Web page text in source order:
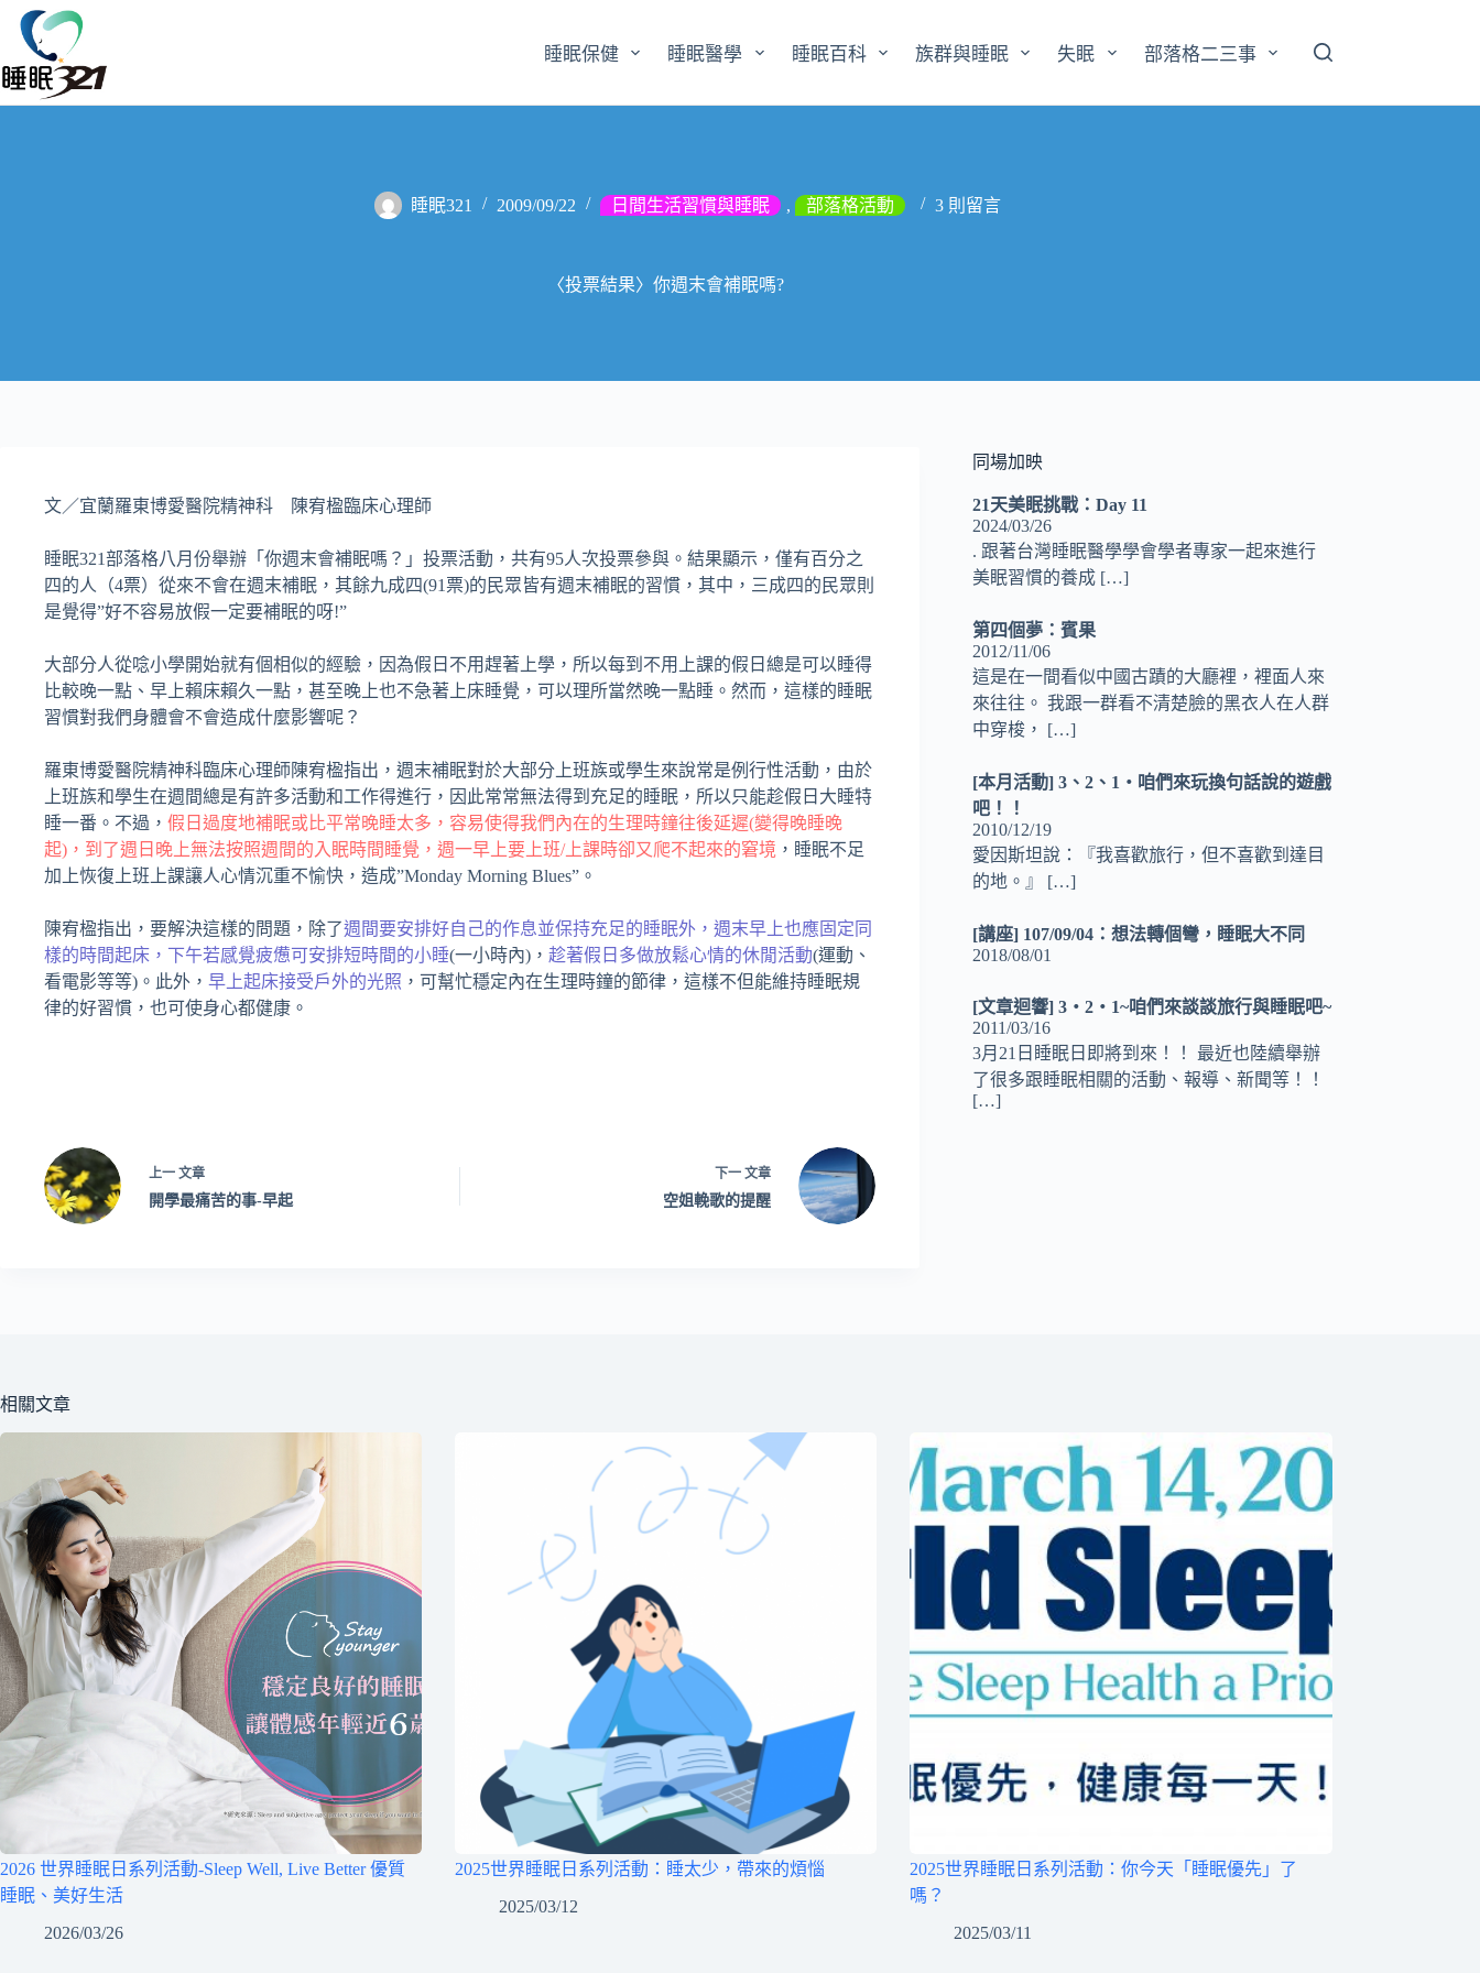
睡眠保健 睡眠醫學 睡眠百科 族群與睡眠 失眠 部落格二三事
睡眠321 2009/09/22 日間生活習慣與睡眠 , 部落格活動 3 則留言
〈投票結果〉你週末會補眠嗎?
文／宜蘭羅東博愛醫院精神科 陳宥楹臨床心理師
睡眠321部落格八月份舉辦「你週末會補眠嗎？」投票活動，共有95人次投票參與。結果顯示，僅有百分之
四的人（4票）從來不會在週末補眠，其餘九成四(91票)的民眾皆有週末補眠的習慣，其中，三成四的民眾則
是覺得”好不容易放假一定要補眠的呀!”
大部分人從唸小學開始就有個相似的經驗，因為假日不用趕著上學，所以每到不用上課的假日總是可以睡得
比較晚一點、早上賴床賴久一點，甚至晚上也不急著上床睡覺，可以理所當然晚一點睡。然而，這樣的睡眠
習慣對我們身體會不會造成什麼影響呢？
羅東博愛醫院精神科臨床心理師陳宥楹指出，週末補眠對於大部分上班族或學生來說常是例行性活動，由於
上班族和學生在週間總是有許多活動和工作得進行，因此常常無法得到充足的睡眠，所以只能趁假日大睡特
睡一番。不過， 假日過度地補眠或比平常晚睡太多，容易使得我們內在的生理時鐘往後延遲(變得晚睡晚
起)，到了週日晚上無法按照週間的入眠時間睡覺，週一早上要上班/上課時卻又爬不起來的窘境 ，睡眠不足
加上恢復上班上課讓人心情沉重不愉快，造成”Monday Morning Blues”。
陳宥楹指出，要解決這樣的問題，除了週間要安排好自己的作息並保持充足的睡眠外，週末早上也應固定同
樣的時間起床，下午若感覺疲憊可安排短時間的小睡(一小時內)， 趁著假日多做放鬆心情的休閒活動(運動、
看電影等等)。此外， 早上起床接受戶外的光照 ，可幫忙穩定內在生理時鐘的節律，這樣不但能維持睡眠規
律的好習慣，也可使身心都健康。
上一 文章
開學最痛苦的事-早起
下一 文章
空姐輓歌的提醒
同場加映
21天美眠挑戰：Day 11
2024/03/26
. 跟著台灣睡眠醫學學會學者專家一起來進行
美眠習慣的養成 […]
第四個夢：賓果
2012/11/06
這是在一間看似中國古蹟的大廳裡，裡面人來
來往往。 我跟一群看不清楚臉的黑衣人在人群
中穿梭， […]
[本月活動] 3、2、1‧咱們來玩換句話說的遊戲
吧！！
2010/12/19
愛因斯坦說：『我喜歡旅行，但不喜歡到達目
的地。』 […]
[講座] 107/09/04：想法轉個彎，睡眠大不同
2018/08/01
[文章迴響] 3‧2‧1~咱們來談談旅行與睡眠吧~
2011/03/16
3月21日睡眠日即將到來！！ 最近也陸續舉辦
了很多跟睡眠相關的活動、報導、新聞等！！
[…]
相關文章
2026 世界睡眠日系列活動-Sleep Well, Live Better 優質
睡眠、美好生活
2026/03/26
2025世界睡眠日系列活動：睡太少，帶來的煩惱
2025/03/12
2025世界睡眠日系列活動：你今天「睡眠優先」了
嗎？
2025/03/11